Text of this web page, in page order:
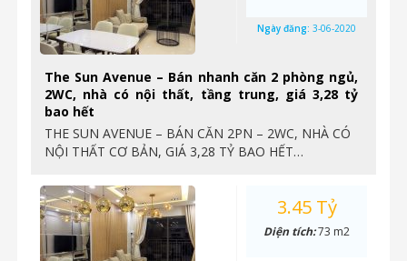
The Sun Avenue – Bán nhanh căn 2 phòng ngủ,
2WC, nhà có nội thất, tầng trung, giá 3,28 tỷ
bao hết
THE SUN AVENUE – BÁN CĂN 2PN – 2WC, NHÀ CÓ
NỘI THẤT CƠ BẢN, GIÁ 3,28 TỶ BAO HẾT…
Ngày đăng: 3-06-2020
3.45 Tỷ
Diện tích:73 m2